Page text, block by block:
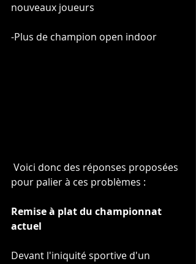
nouveaux joueurs
-Plus de champion open indoor
pour palier à ces problèmes :
Remise à plat du championnat
actuel
Devant l'iniquité sportive d'un